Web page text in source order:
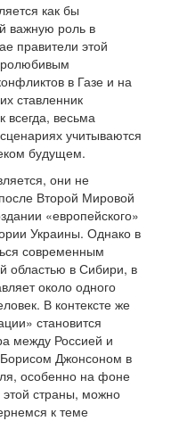
как бы
важную роль в
правители этой
в Газе и на
ставленник
всегда, весьма
учитываются
будущем.
они не
Второй Мировой
«европейского»
Украины. Однако в
современным
областью в Сибири, в
около одного
В контексте же
становится
между Россией и
Джонсоном в
особенно на фоне
страны, можно
к теме